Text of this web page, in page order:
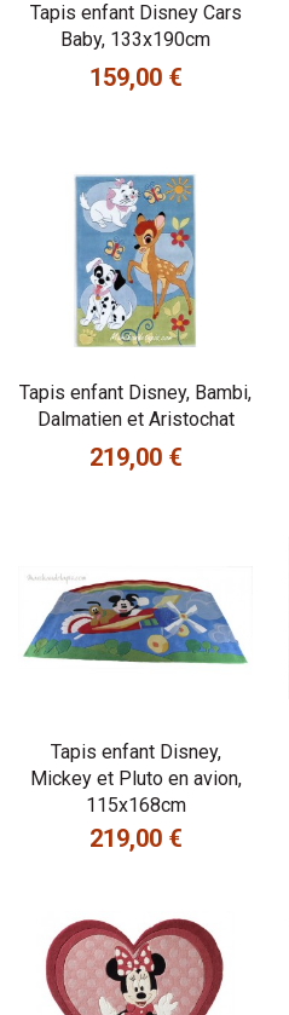
Tapis enfant Disney Cars
Baby, 133x190cm
Prix
159,00 €
Tapis enfant Disney, Bambi,
Dalmatien et Aristochat
Prix
219,00 €
Tapis enfant Disney,
Mickey et Pluto en avion,
115x168cm
Prix
219,00 €